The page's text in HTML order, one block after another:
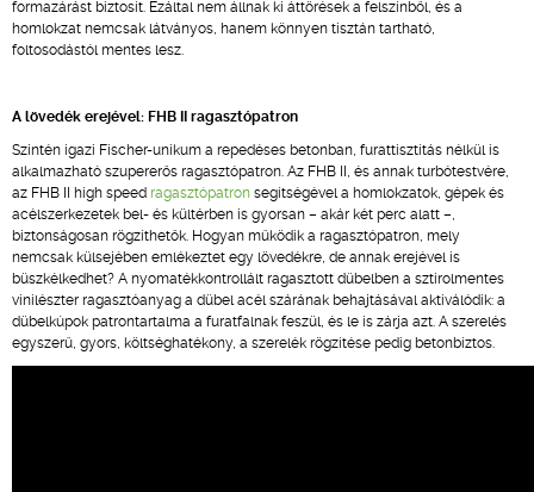
formazárást biztosít. Ezáltal nem állnak ki áttörések a felszínből, és a
homlokzat nemcsak látványos, hanem könnyen tisztán tartható,
foltosodástól mentes lesz.
A lövedék erejével: FHB II ragasztópatron
Szintén igazi Fischer-unikum a repedéses betonban, furattisztítás nélkül is
alkalmazható szupererős ragasztópatron. Az FHB II, és annak turbótestvére,
az FHB II high speed ragasztópatron segítségével a homlokzatok, gépek és
acélszerkezetek bel- és kültérben is gyorsan – akár két perc alatt –,
biztonságosan rögzíthetők. Hogyan működik a ragasztópatron, mely
nemcsak külsejében emlékeztet egy lövedékre, de annak erejével is
büszkélkedhet? A nyomatékkontrollált ragasztott dübelben a sztirolmentes
vinilészter ragasztóanyag a dübel acél szárának behajtásával aktiválódik: a
dübelkúpok patrontartalma a furatfalnak feszül, és le is zárja azt. A szerelés
egyszerű, gyors, költséghatékony, a szerelék rögzítése pedig betonbiztos.